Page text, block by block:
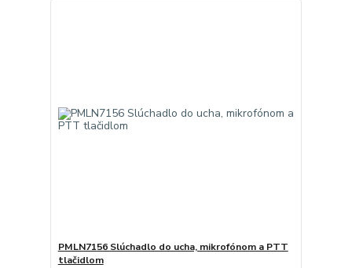
PMLN7156 Slúchadlo do ucha, mikrofónom a PTT
tlačidlom